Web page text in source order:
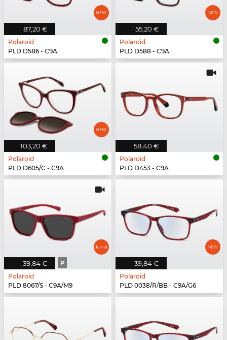
87,20 €
Polaroid
PLD D586 - C9A
55,20 €
Polaroid
PLD D588 - C9A
103,20 €
Polaroid
PLD D605/C - C9A
58,40 €
Polaroid
PLD D453 - C9A
39,84 € P
Polaroid
PLD 8067/S - C9A/M9
39,84 €
Polaroid
PLD 0038/R/BB - C9A/G6